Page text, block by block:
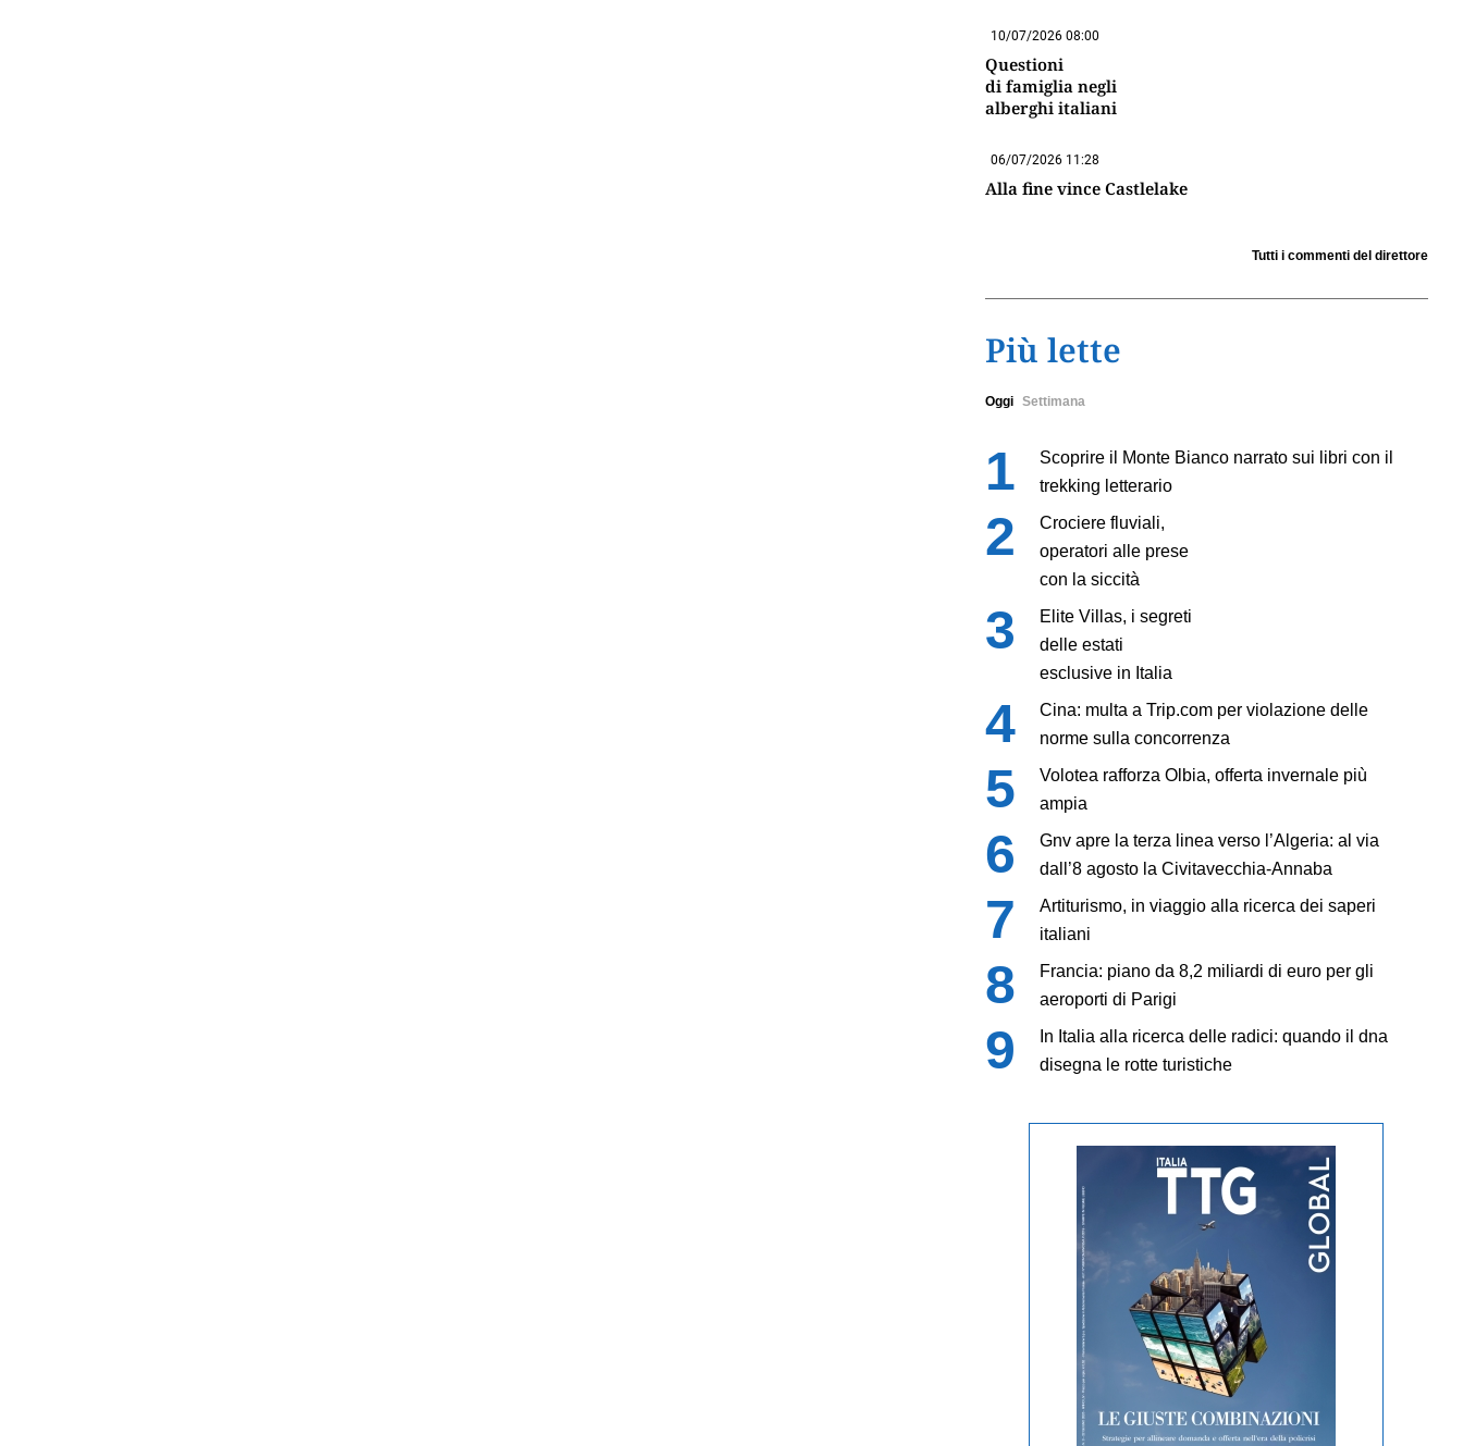
10/07/2026 08:00
Questioni
di famiglia negli
alberghi italiani
06/07/2026 11:28
Alla fine vince Castlelake
Tutti i commenti del direttore
Più lette
Oggi Settimana
Scoprire il Monte Bianco narrato sui libri con il
trekking letterario
Crociere fluviali,
operatori alle prese
con la siccità
Elite Villas, i segreti
delle estati
esclusive in Italia
Cina: multa a Trip.com per violazione delle
norme sulla concorrenza
Volotea rafforza Olbia, offerta invernale più
ampia
Gnv apre la terza linea verso l’Algeria: al via
dall’8 agosto la Civitavecchia-Annaba
Artiturismo, in viaggio alla ricerca dei saperi
italiani
Francia: piano da 8,2 miliardi di euro per gli
aeroporti di Parigi
In Italia alla ricerca delle radici: quando il dna
disegna le rotte turistiche